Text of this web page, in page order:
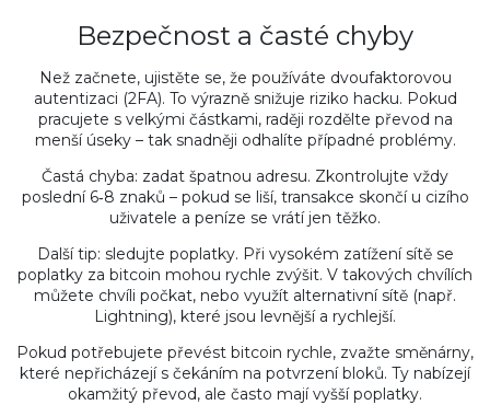
Bezpečnost a časté chyby
Než začnete, ujistěte se, že používáte dvoufaktorovou
autentizaci (2FA). To výrazně snižuje riziko hacku. Pokud
pracujete s velkými částkami, raději rozdělte převod na
menší úseky – tak snadněji odhalíte případné problémy.
Častá chyba: zadat špatnou adresu. Zkontrolujte vždy
poslední 6‑8 znaků – pokud se liší, transakce skončí u cizího
uživatele a peníze se vrátí jen těžko.
Další tip: sledujte poplatky. Při vysokém zatížení sítě se
poplatky za bitcoin mohou rychle zvýšit. V takových chvílích
můžete chvíli počkat, nebo využít alternativní sítě (např.
Lightning), které jsou levnější a rychlejší.
Pokud potřebujete převést bitcoin rychle, zvažte směnárny,
které nepřicházejí s čekáním na potvrzení bloků. Ty nabízejí
okamžitý převod, ale často mají vyšší poplatky.